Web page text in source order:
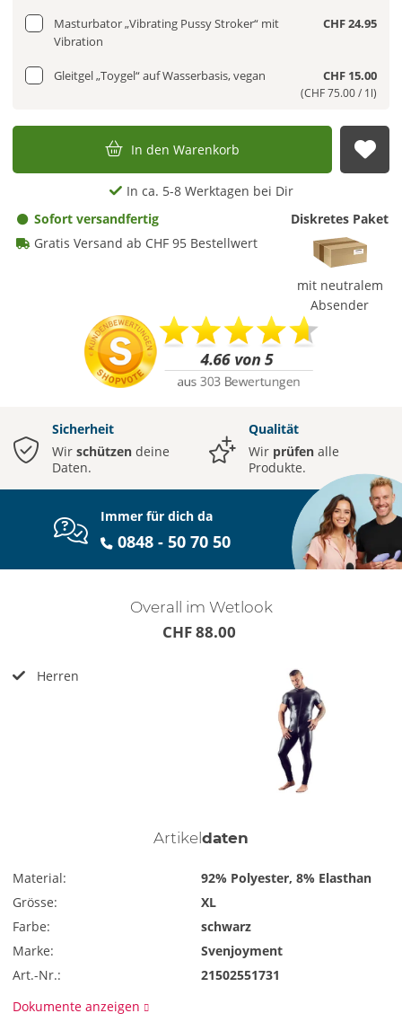
Masturbator „Vibrating Pussy Stroker“ mit
Vibration
CHF 24.95
Gleitgel „Toygel“ auf Wasserbasis, vegan CHF 15.00
(CHF 75.00 / 1l)
In den Warenkorb
In ca. 5-8 Werktagen bei Dir
Sofort versandfertig
Gratis Versand ab CHF 95 Bestellwert
Diskretes Paket
mit neutralem
Absender
Sicherheit
Wir schützen deine
Daten.
Qualität
Wir prüfen alle
Produkte.
Immer für dich da
0848 - 50 70 50
Overall im Wetlook
CHF 88.00
Herren
Artikel daten
Material:
92% Polyester, 8% Elasthan
Grösse:
XL
Farbe:
schwarz
Marke:
Svenjoyment
Art.-Nr.:
21502551731
Dokumente anzeigen